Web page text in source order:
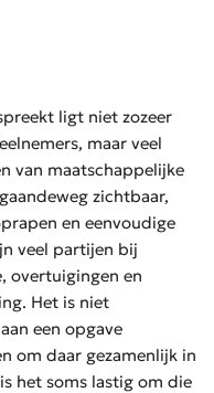
ligt niet zozeer
maar veel
van maatschappelijke
zichtbaar,
en eenvoudige
veel partijen bij
overtuigingen en
Het is niet
een opgave
om daar gezamenlijk in
het soms lastig om die